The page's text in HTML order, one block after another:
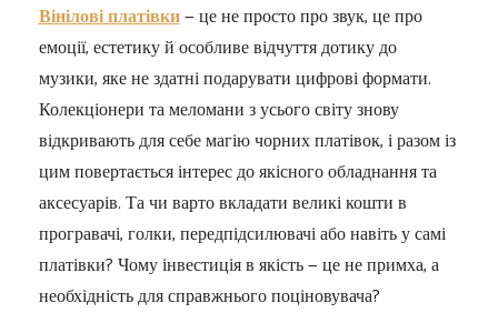
Вінілові платівки— це не просто про звук, це про
емоції, естетику й особливе відчуття дотику до
музики, яке не здатні подарувати цифрові формати.
Колекціонери та меломани з усього світу знову
відкривають для себе магію чорних платівок, і разом із
цим повертається інтерес до якісного обладнання та
аксесуарів. Та чи варто вкладати великі кошти в
програвачі, голки, передпідсилювачі або навіть у самі
платівки? Чому інвестиція в якість — це не примха, а
необхідність для справжнього поціновувача?